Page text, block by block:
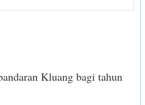
Kluang bagi tahun